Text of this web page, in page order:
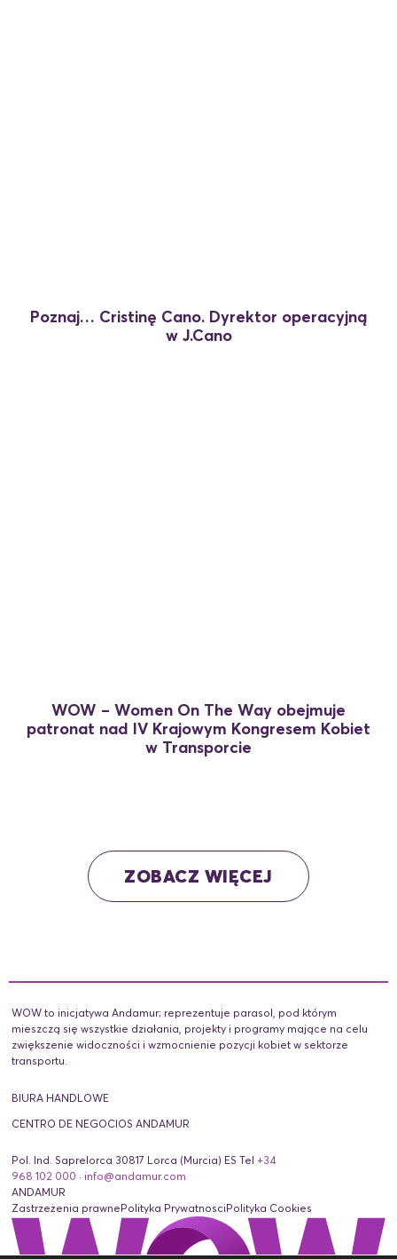
Poznaj… Cristinę Cano. Dyrektor operacyjną
w J.Cano
WOW – Women On The Way obejmuje
patronat nad IV Krajowym Kongresem Kobiet
w Transporcie
ZOBACZ WIĘCEJ
WOW to inicjatywa Andamur; reprezentuje parasol, pod którym
mieszczą się wszystkie działania, projekty i programy mające na celu
zwiększenie widoczności i wzmocnienie pozycji kobiet w sektorze
transportu.
BIURA HANDLOWE
CENTRO DE NEGOCIOS ANDAMUR
Pol. Ind. Saprelorca 30817 Lorca (Murcia) ES Tel+34
968 102 000 · info@andamur.com
ANDAMUR
Zastrzeżenia prawnePolityka PrywatnosciPolityka Cookies